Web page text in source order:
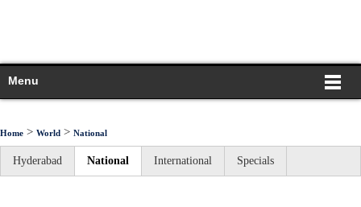
Menu
Home > World > National
Hyderabad National International Specials